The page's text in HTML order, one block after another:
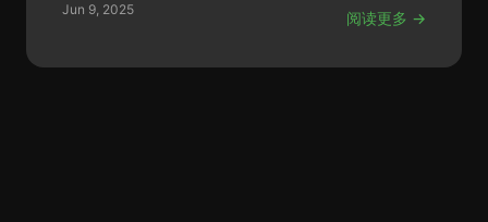
Jun 9, 2025 阅读更多 →